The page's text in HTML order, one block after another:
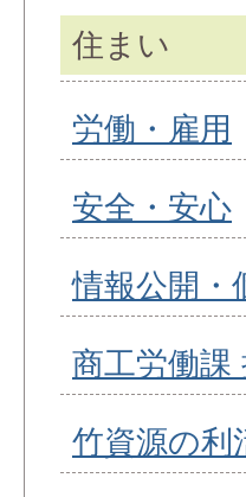
住まい
労働・雇用
安全・安心
情報公開・
商工労働課
竹資源の利